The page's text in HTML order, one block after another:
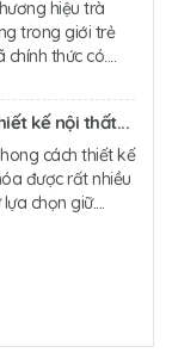
hiệu trà
trong giới trẻ
chính thức có....
kế nội thất...
cách thiết kế
được rất nhiều
chọn giữ....